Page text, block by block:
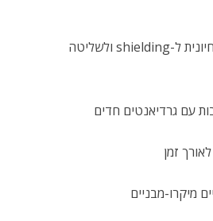
צפיפות גבוהה במיוחד – חיונית ל-shielding ולשליטה
עם גרדיאנטים חדים
זמן
מיקרו-מבניים